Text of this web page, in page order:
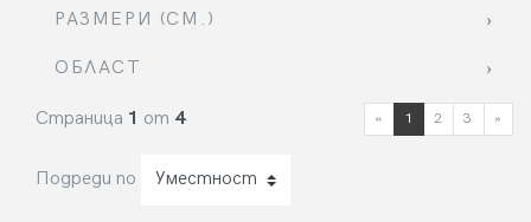
РАЗМЕРИ (СМ.)
ОБЛАСТ
Страница 1 от 4 « ПРЕДИШНА
1 2 3 »
Подреди по Уместност